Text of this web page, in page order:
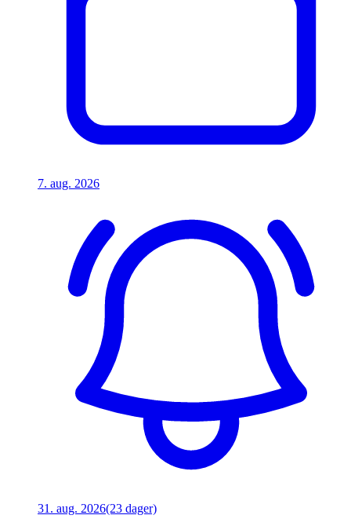
7. aug. 2026
31. aug. 2026(23 dager)